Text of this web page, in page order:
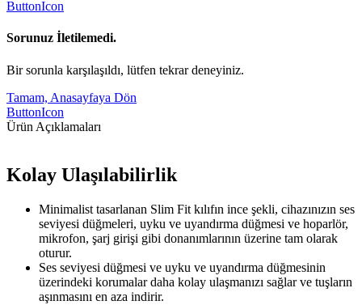
ButtonIcon
Sorunuz İletilemedi.
Bir sorunla karşılaşıldı, lütfen tekrar deneyiniz.
Tamam, Anasayfaya Dön
ButtonIcon
Ürün Açıklamaları
Kolay Ulaşılabilirlik
Minimalist tasarlanan Slim Fit kılıfın ince şekli, cihazınızın ses
seviyesi düğmeleri, uyku ve uyandırma düğmesi ve hoparlör,
mikrofon, şarj girişi gibi donanımlarının üzerine tam olarak
oturur.
Ses seviyesi düğmesi ve uyku ve uyandırma düğmesinin
üzerindeki korumalar daha kolay ulaşmanızı sağlar ve tuşların
aşınmasını en aza indirir.